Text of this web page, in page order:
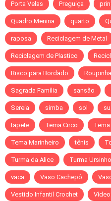
Porta Velas Preguiça
Quadro Menina quarto
raposa Reciclagem de Metal
Reciclagem de Plastico
Risco para Bordado
Sagrada Família sansão
Sereia simba sol
tapete Tema Circo
Tema Marinheiro tênis
Turma da Alice Turma
vaca Vaso Cachepô
Vestido Infantil Crochet Vídeo